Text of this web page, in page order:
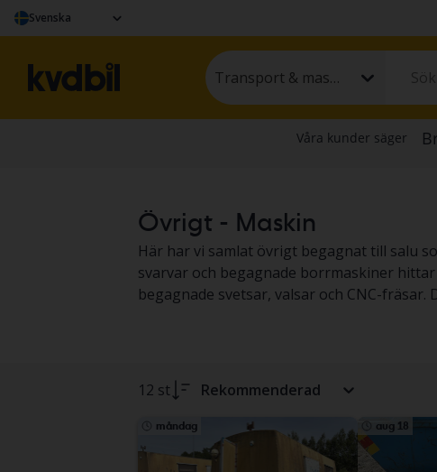
Svenska
Transport & maskin
Övrigt - Maskin
Här har vi samlat övrigt begagnat till salu
svarvar och begagnade borrmaskiner
begagnade svetsar, valsar och CNC-
12 st Rekommenderad
måndag aug 18